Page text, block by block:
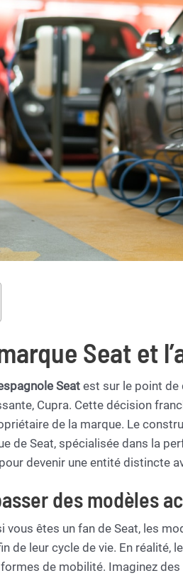
Seat et
Seat est sur le point de
Cupra. Cette décision
de la marque. Le
de Seat, spécialisée dans la
devenir une entité distincte
des modèles
vous êtes un fan de Seat, les
de leur cycle de vie. En réalité,
de mobilité. Imaginez